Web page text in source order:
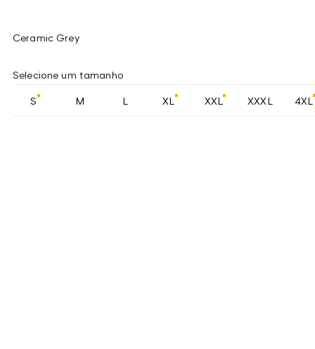
Ceramic Grey
Selecione um tamanho
S M L XL XXL XXXL 4XL